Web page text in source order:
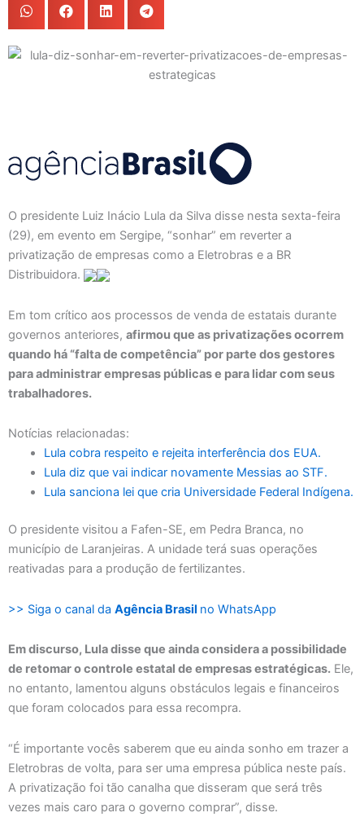
O presidente Luiz Inácio Lula da Silva disse nesta sexta-feira
(29), em evento em Sergipe, “sonhar” em reverter a
privatização de empresas como a Eletrobras e a BR
Distribuidora.
Em tom crítico aos processos de venda de estatais durante
governos anteriores, afirmou que as privatizações ocorrem
quando há “falta de competência” por parte dos gestores
para administrar empresas públicas e para lidar com seus
trabalhadores.
Notícias relacionadas:
Lula cobra respeito e rejeita interferência dos EUA.
Lula diz que vai indicar novamente Messias ao STF.
Lula sanciona lei que cria Universidade Federal Indígena.
O presidente visitou a Fafen-SE, em Pedra Branca, no
município de Laranjeiras. A unidade terá suas operações
reativadas para a produção de fertilizantes.
>> Siga o canal da Agência Brasil no WhatsApp
Em discurso, Lula disse que ainda considera a possibilidade
de retomar o controle estatal de empresas estratégicas. Ele,
no entanto, lamentou alguns obstáculos legais e financeiros
que foram colocados para essa recompra.
“É importante vocês saberem que eu ainda sonho em trazer a
Eletrobras de volta, para ser uma empresa pública neste país.
A privatização foi tão canalha que disseram que será três
vezes mais caro para o governo comprar”, disse.